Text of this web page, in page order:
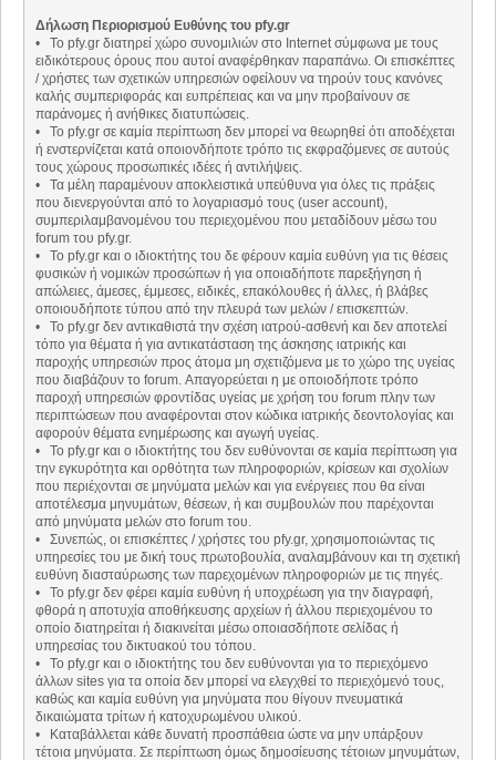
Δήλωση Περιορισμού Ευθύνης του pfy.gr
• Το pfy.gr διατηρεί χώρο συνομιλιών στο Internet σύμφωνα με τους
ειδικότερους όρους που αυτοί αναφέρθηκαν παραπάνω. Οι επισκέπτες
/ χρήστες των σχετικών υπηρεσιών οφείλουν να τηρούν τους κανόνες
καλής συμπεριφοράς και ευπρέπειας και να μην προβαίνουν σε
παράνομες ή ανήθικες διατυπώσεις.
• Το pfy.gr σε καμία περίπτωση δεν μπορεί να θεωρηθεί ότι αποδέχεται
ή ενστερνίζεται κατά οποιονδήποτε τρόπο τις εκφραζόμενες σε αυτούς
τους χώρους προσωπικές ιδέες ή αντιλήψεις.
• Τα μέλη παραμένουν αποκλειστικά υπεύθυνα για όλες τις πράξεις
που διενεργούνται από το λογαριασμό τους (user account),
συμπεριλαμβανομένου του περιεχομένου που μεταδίδουν μέσω του
forum του pfy.gr.
• Το pfy.gr και ο ιδιοκτήτης του δε φέρουν καμία ευθύνη για τις θέσεις
φυσικών ή νομικών προσώπων ή για οποιαδήποτε παρεξήγηση ή
απώλειες, άμεσες, έμμεσες, ειδικές, επακόλουθες ή άλλες, ή βλάβες
οποιουδήποτε τύπου από την πλευρά των μελών / επισκεπτών.
• Το pfy.gr δεν αντικαθιστά την σχέση ιατρού-ασθενή και δεν αποτελεί
τόπο για θέματα ή για αντικατάσταση της άσκησης ιατρικής και
παροχής υπηρεσιών προς άτομα μη σχετιζόμενα με το χώρο της υγείας
που διαβάζουν το forum. Απαγορεύεται η με οποιοδήποτε τρόπο
παροχή υπηρεσιών φροντίδας υγείας με χρήση του forum πλην των
περιπτώσεων που αναφέρονται στον κώδικα ιατρικής δεοντολογίας και
αφορούν θέματα ενημέρωσης και αγωγή υγείας.
• Το pfy.gr και ο ιδιοκτήτης του δεν ευθύνονται σε καμία περίπτωση για
την εγκυρότητα και ορθότητα των πληροφοριών, κρίσεων και σχολίων
που περιέχονται σε μηνύματα μελών και για ενέργειες που θα είναι
αποτέλεσμα μηνυμάτων, θέσεων, ή και συμβουλών που παρέχονται
από μηνύματα μελών στο forum του.
• Συνεπώς, οι επισκέπτες / χρήστες του pfy.gr, χρησιμοποιώντας τις
υπηρεσίες του με δική τους πρωτοβουλία, αναλαμβάνουν και τη σχετική
ευθύνη διασταύρωσης των παρεχομένων πληροφοριών με τις πηγές.
• Το pfy.gr δεν φέρει καμία ευθύνη ή υποχρέωση για την διαγραφή,
φθορά η αποτυχία αποθήκευσης αρχείων ή άλλου περιεχομένου το
οποίο διατηρείται ή διακινείται μέσω οποιασδήποτε σελίδας ή
υπηρεσίας του δικτυακού του τόπου.
• Το pfy.gr και ο ιδιοκτήτης του δεν ευθύνονται για το περιεχόμενο
άλλων sites για τα οποία δεν μπορεί να ελεγχθεί το περιεχόμενό τους,
καθώς και καμία ευθύνη για μηνύματα που θίγουν πνευματικά
δικαιώματα τρίτων ή κατοχυρωμένου υλικού.
• Καταβάλλεται κάθε δυνατή προσπάθεια ώστε να μην υπάρξουν
τέτοια μηνύματα. Σε περίπτωση όμως δημοσίευσης τέτοιων μηνυμάτων,